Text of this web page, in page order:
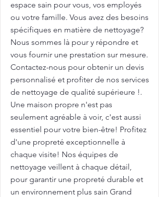
espace sain pour vous, vos employés
ou votre famille. Vous avez des besoins
spécifiques en matière de nettoyage?
Nous sommes là pour y répondre et
vous fournir une prestation sur mesure.
Contactez-nous pour obtenir un devis
personnalisé et profiter de nos services
de nettoyage de qualité supérieure !.
Une maison propre n'est pas
seulement agréable à voir, c'est aussi
essentiel pour votre bien-être! Profitez
d'une propreté exceptionnelle à
chaque visite! Nos équipes de
nettoyage veillent à chaque détail,
pour garantir une propreté durable et
un environnement plus sain Grand